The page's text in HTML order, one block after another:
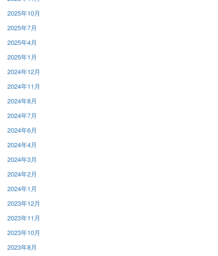
2025年10月
2025年7月
2025年4月
2025年1月
2024年12月
2024年11月
2024年8月
2024年7月
2024年6月
2024年4月
2024年3月
2024年2月
2024年1月
2023年12月
2023年11月
2023年10月
2023年8月